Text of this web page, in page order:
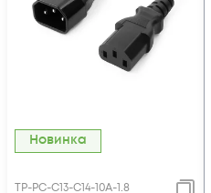
Новинка
TP-PC-С13-С14-10A-1.8